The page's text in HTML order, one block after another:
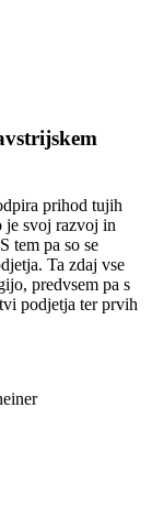
prihod tujih
je svoj razvoj in
tem pa so se
Ta zdaj vse
predvsem pa s
podjetja ter prvih